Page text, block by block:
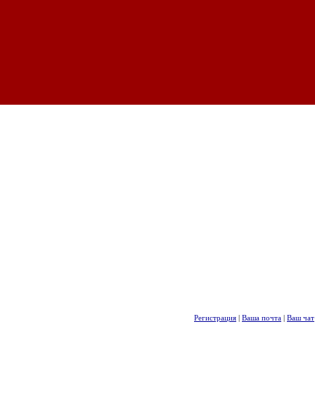
Регистрация | Ваша почта | Ваш чат